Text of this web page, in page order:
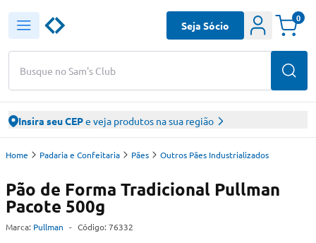
Busque no Sam's Club
Seja Sócio
0
Insira seu CEPe veja produtos na sua região
Home Padaria e Confeitaria Pães Outros Pães Industrializados
Pão de Forma Tradicional Pullman
Pacote 500g
Marca: Pullman - Código: 76332